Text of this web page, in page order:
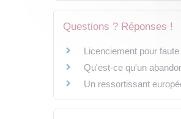
Questions ? Réponses !
Licenciement pour
Qu'est-ce qu'un
Un ressortissant